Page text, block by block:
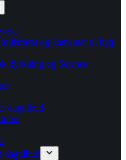
og kameraer til byg
dyrkning og Science
dagtilbud
dagtilbud